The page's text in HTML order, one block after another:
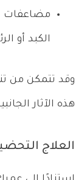
مضاعفات
الكبد أو
وقد تتمكن من
هذه الآثار
العلاج